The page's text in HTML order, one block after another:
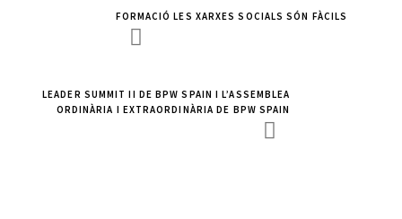
FORMACIÓ LES XARXES SOCIALS SÓN FÀCILS
LEADER SUMMIT II DE BPW SPAIN I L’ASSEMBLEA
ORDINÀRIA I EXTRAORDINÀRIA DE BPW SPAIN